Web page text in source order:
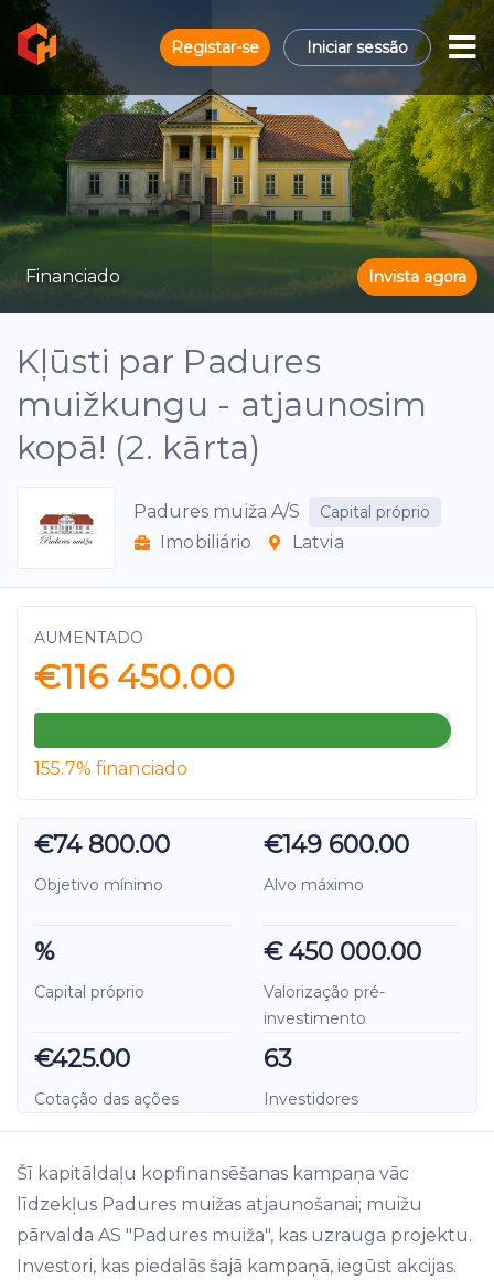
Registar-se Iniciar sessão
Financiado Invista agora
Kļūsti par Padures
muižkungu - atjaunosim
kopā! (2. kārta)
Padures muiža A/S Capital próprio
Imobiliário Latvia
AUMENTADO
€116 450.00
155.7% financiado
€74 800.00
Objetivo mínimo
€149 600.00
Alvo máximo
%
Capital próprio
€ 450 000.00
Valorização pré-
investimento
€425.00
Cotação das ações
63
Investidores
Šī kapitāldaļu kopfinansēšanas kampaņa vāc
līdzekļus Padures muižas atjaunošanai; muižu
pārvalda AS "Padures muiža", kas uzrauga projektu.
Investori, kas piedalās šajā kampaņā, iegūst akcijas.